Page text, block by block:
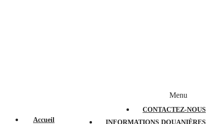
CONTACTEZ-NOUS
INFORMATIONS DOUANIÈRES
Menu
Accueil